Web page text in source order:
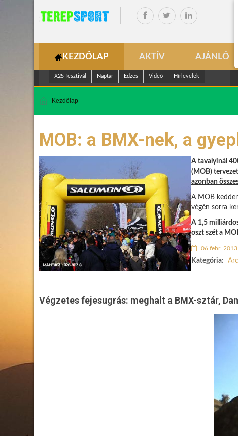
KEZDŐLAP AKTÍV AJÁNLÓ
X2S fesztivál Naptár Edzes Videó Hírlevelek
Kezdőlap
MOB: a BMX-nek, a
A tavalyinál
(MOB)
azonban
A MOB
végén sorra
A 1,5
oszt szét a
06 febr. 2013
Kategória:
Végzetes fejesugrás: meghalt a BMX-sztár,